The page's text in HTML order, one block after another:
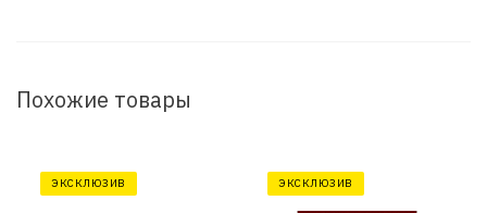
Похожие товары
ЭКСКЛЮЗИВ ЭКСКЛЮЗИВ